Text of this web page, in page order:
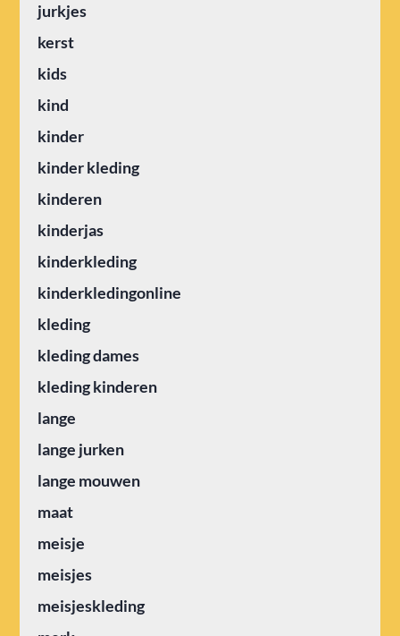
jurkjes
kerst
kids
kind
kinder
kinder kleding
kinderen
kinderjas
kinderkleding
kinderkledingonline
kleding
kleding dames
kleding kinderen
lange
lange jurken
lange mouwen
maat
meisje
meisjes
meisjeskleding